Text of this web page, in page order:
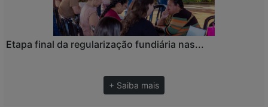
Etapa final da regularização fundiária nas...
+ Saiba mais